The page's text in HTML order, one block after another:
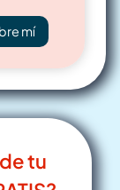
mí
tu